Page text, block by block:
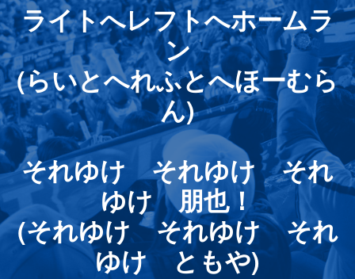
ライトへレフトへホームラ
ン
(らいとへれふとへほーむら
ん)
それゆけ それゆけ それ
ゆけ 朋也！
(それゆけ それゆけ それ
ゆけ ともや)